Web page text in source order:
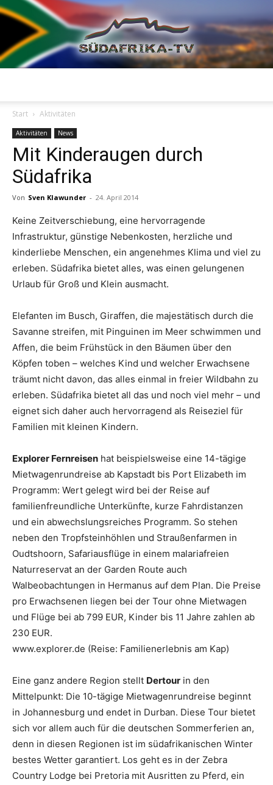
TV
Start Aktivitäten
Aktivitäten News
Mit Kinderaugen durch
Südafrika
Von Sven Klawunder - 24. April 2014
Keine Zeitverschiebung, eine hervorragende
Infrastruktur, günstige Nebenkosten, herzliche und
kinderliebe Menschen, ein angenehmes Klima und viel zu
erleben. Südafrika bietet alles, was einen gelungenen
Urlaub für Groß und Klein ausmacht.
Elefanten im Busch, Giraffen, die majestätisch durch die
Savanne streifen, mit Pinguinen im Meer schwimmen und
Affen, die beim Frühstück in den Bäumen über den
Köpfen toben – welches Kind und welcher Erwachsene
träumt nicht davon, das alles einmal in freier Wildbahn zu
erleben. Südafrika bietet all das und noch viel mehr – und
eignet sich daher auch hervorragend als Reiseziel für
Familien mit kleinen Kindern.
Explorer Fernreisen hat beispielsweise eine 14-tägige
Mietwagenrundreise ab Kapstadt bis Port Elizabeth im
Programm: Wert gelegt wird bei der Reise auf
familienfreundliche Unterkünfte, kurze Fahrdistanzen
und ein abwechslungsreiches Programm. So stehen
neben den Tropfsteinhöhlen und Straußenfarmen in
Oudtshoorn, Safariausflüge in einem malariafreien
Naturreservat an der Garden Route auch
Walbeobachtungen in Hermanus auf dem Plan. Die Preise
pro Erwachsenen liegen bei der Tour ohne Mietwagen
und Flüge bei ab 799 EUR, Kinder bis 11 Jahre zahlen ab
230 EUR.
www.explorer.de (Reise: Familienerlebnis am Kap)
Eine ganz andere Region stellt Dertour in den
Mittelpunkt: Die 10-tägige Mietwagenrundreise beginnt
in Johannesburg und endet in Durban. Diese Tour bietet
sich vor allem auch für die deutschen Sommerferien an,
denn in diesen Regionen ist im südafrikanischen Winter
bestes Wetter garantiert. Los geht es in der Zebra
Country Lodge bei Pretoria mit Ausritten zu Pferd, ein